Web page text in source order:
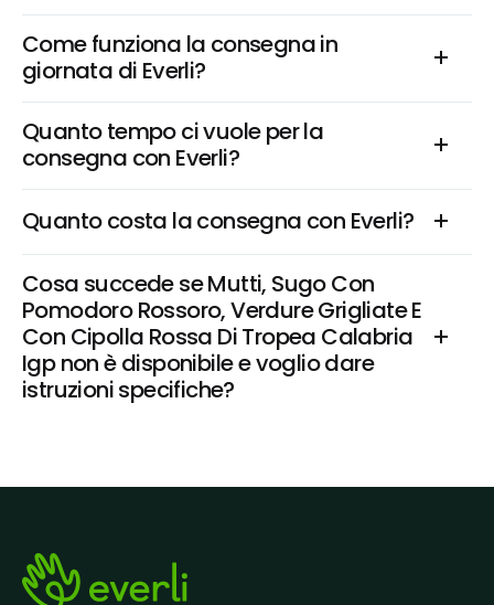
Come funziona la consegna in
giornata di Everli?
Quanto tempo ci vuole per la
consegna con Everli?
Quanto costa la consegna con Everli?
Cosa succede se Mutti, Sugo Con
Pomodoro Rossoro, Verdure Grigliate E
Con Cipolla Rossa Di Tropea Calabria
Igp non è disponibile e voglio dare
istruzioni specifiche?